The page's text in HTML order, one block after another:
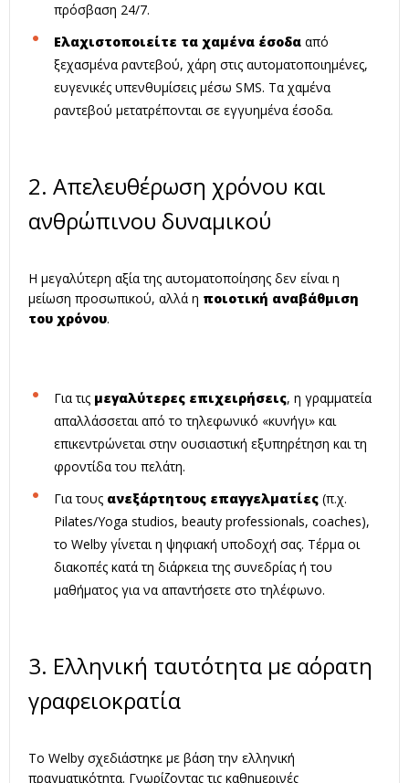
πρόσβαση 24/7.
Ελαχιστοποιείτε τα χαμένα έσοδα από
ξεχασμένα ραντεβού, χάρη στις αυτοματοποιημένες,
ευγενικές υπενθυμίσεις μέσω SMS. Τα χαμένα
ραντεβού μετατρέπονται σε εγγυημένα έσοδα.
2. Απελευθέρωση χρόνου και
ανθρώπινου δυναμικού
Η μεγαλύτερη αξία της αυτοματοποίησης δεν είναι η
μείωση προσωπικού, αλλά η ποιοτική αναβάθμιση
του χρόνου.
Για τις μεγαλύτερες επιχειρήσεις, η γραμματεία
απαλλάσσεται από το τηλεφωνικό «κυνήγι» και
επικεντρώνεται στην ουσιαστική εξυπηρέτηση και τη
φροντίδα του πελάτη.
Για τους ανεξάρτητους επαγγελματίες (π.χ.
Pilates/Yoga studios, beauty professionals, coaches),
το Welby γίνεται η ψηφιακή υποδοχή σας. Τέρμα οι
διακοπές κατά τη διάρκεια της συνεδρίας ή του
μαθήματος για να απαντήσετε στο τηλέφωνο.
3. Ελληνική ταυτότητα με αόρατη
γραφειοκρατία
Το Welby σχεδιάστηκε με βάση την ελληνική
πραγματικότητα. Γνωρίζοντας τις καθημερινές